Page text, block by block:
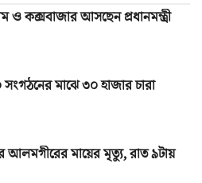
ও কক্সবাজার আসছেন প্রধানমন্ত্রী
সংগঠনের মাঝে ৩০ হাজার চারা
আলমগীরের মায়ের মৃত্যু, রাত ৯টায়